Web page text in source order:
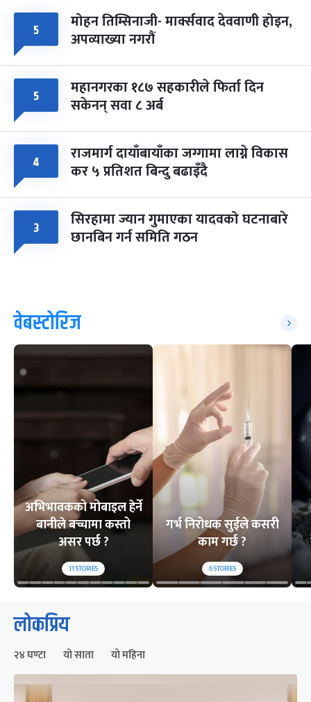
५ मोहन तिम्सिनाजी- मार्क्सवाद देववाणी होइन,
अपव्याख्या नगरौं
५ महानगरका १८७ सहकारीले फिर्ता दिन
सकेनन् सवा ८ अर्ब
४ राजमार्ग दायाँबायाँका जग्गामा लाग्ने विकास
कर ५ प्रतिशत बिन्दु बढाइँदै
३ सिरहामा ज्यान गुमाएका यादवको घटनाबारे
छानबिन गर्न समिति गठन
वेबस्टोरिज
अभिभावकको मोबाइल हेर्ने
बानीले बच्चामा कस्तो
असर पर्छ ?
11STORIES
गर्भ निरोधक सुईले कसरी
काम गर्छ ?
6STORIES
लोकप्रिय
२४ घण्टा यो साता यो महिना